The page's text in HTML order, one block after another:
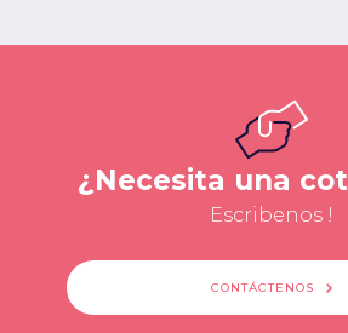
¿Necesita una
Escribenos !
CONTÁCTENOS